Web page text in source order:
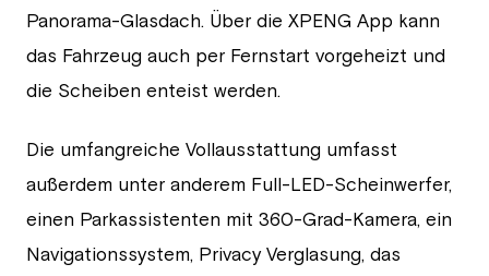
Panorama-Glasdach. Über die XPENG App kann
das Fahrzeug auch per Fernstart vorgeheizt und
die Scheiben enteist werden.
Die umfangreiche Vollausstattung umfasst
außerdem unter anderem Full-LED-Scheinwerfer,
einen Parkassistenten mit 360-Grad-Kamera, ein
Navigationssystem, Privacy Verglasung, das